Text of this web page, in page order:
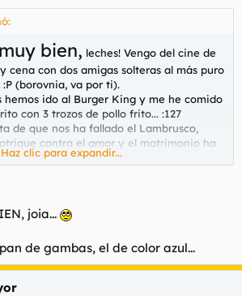
bien, leches! Vengo del cine de
cena con dos amigas solteras al más puro
(borovnia, va por ti).
hemos ido al Burger King y me he comido
con 3 trozos de pollo frito... :127
de que nos ha fallado el Lambrusco,
contra el amor y el matrimonio ha
Haz clic para expandir...
joia...
de gambas, el de color azul...